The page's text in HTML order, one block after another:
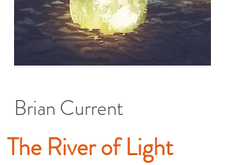
Brian Current
The River of Light